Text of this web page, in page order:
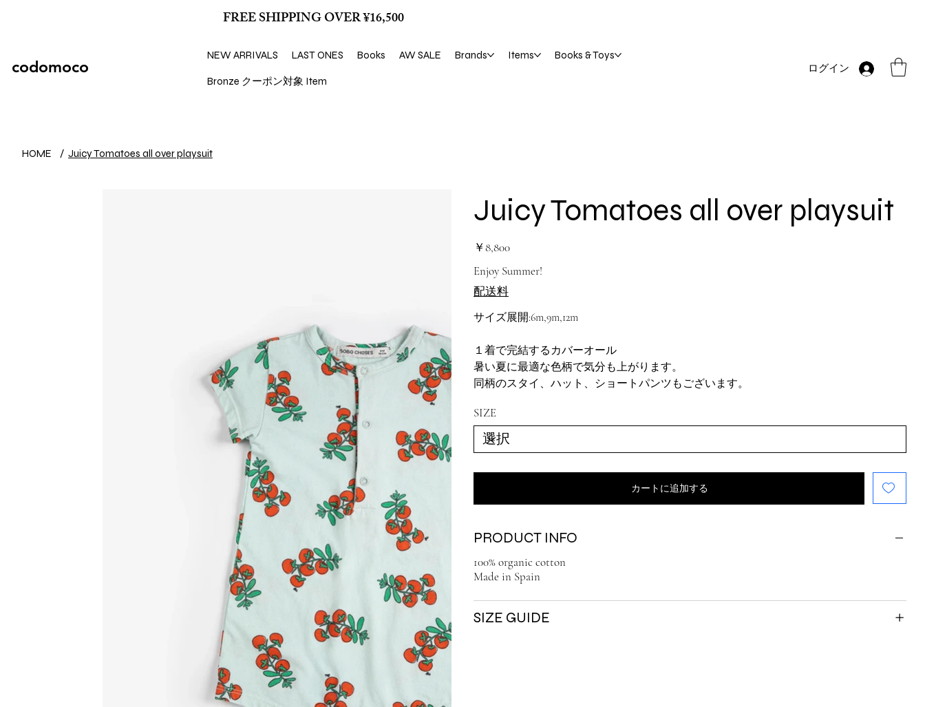
FREE SHIPPING OVER ¥16,500
codomoco
NEW ARRIVALS LAST ONES Books AW SALE Brands Items Books & Toys
Bronze クーポン対象 Item
ログイン
HOME / Juicy Tomatoes all over playsuit
Juicy Tomatoes all over playsuit
価
格
￥8,800
Enjoy Summer!
配送料
サイズ展開:6m,9m,12m
１着で完結するカバーオール
暑い夏に最適な色柄で気分も上がります。
同柄のスタイ、ハット、ショートパンツもございます。
SIZE
カートに追加する
PRODUCT INFO
100% organic cotton
Made in Spain
SIZE GUIDE